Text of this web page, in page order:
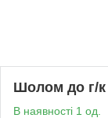
Шолом до г/к
В наявності 1 од.